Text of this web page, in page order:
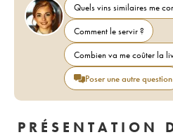
Quels vins similaires me
Comment le servir ?
Combien va me coûter la
Poser une autre question
PRÉSENTATION